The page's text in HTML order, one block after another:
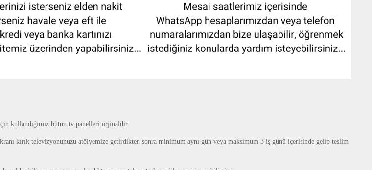
kullandığımız bütün tv panelleri orjinaldir.
kırık televizyonunuzu atölyemize getirdikten sonra minimum aynı gün veya maksimum 3 iş günü içerisinde gelip teslim